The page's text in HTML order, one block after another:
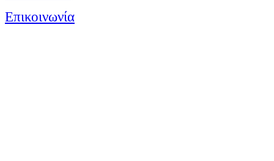
Επικοινωνία